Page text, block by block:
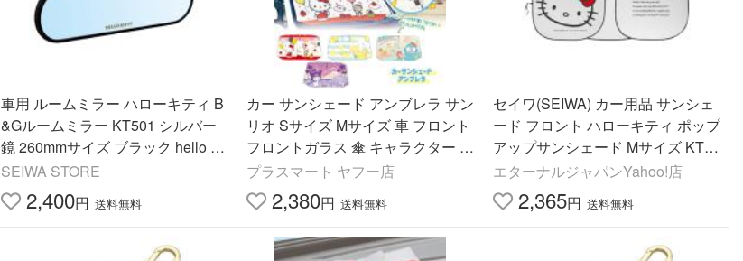
車用 ルームミラー ハローキティ B
&Gルームミラー KT501 シルバー
鏡 260mmサイズ ブラック hello kitt
y メーカー直販 カー用品 セイワ(S
EIWA)
SEIWA STORE
2,400円 送料無料
カー サンシェード アンブレラ サン
リオ Sサイズ Mサイズ 車 フロント
フロントガラス 傘 キャラクター か
わいい おしゃれ 日よけ 可愛い 折
りたたみ カー用品
プラスマート ヤフー店
2,380円 送料無料
セイワ(SEIWA) カー用品 サンシェ
ード フロント ハローキティ ポップ
アップサンシェード Mサイズ KT56
4 普通車 ワンボックス 15
エターナルジャパンYahoo!店
2,365円 送料無料